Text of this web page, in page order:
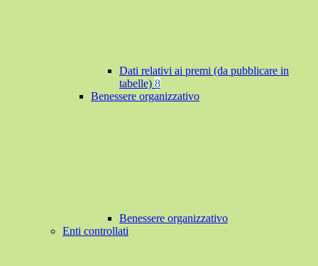
Dati relativi ai premi (da pubblicare in
tabelle) 8
Benessere organizzativo
Benessere organizzativo
Enti controllati